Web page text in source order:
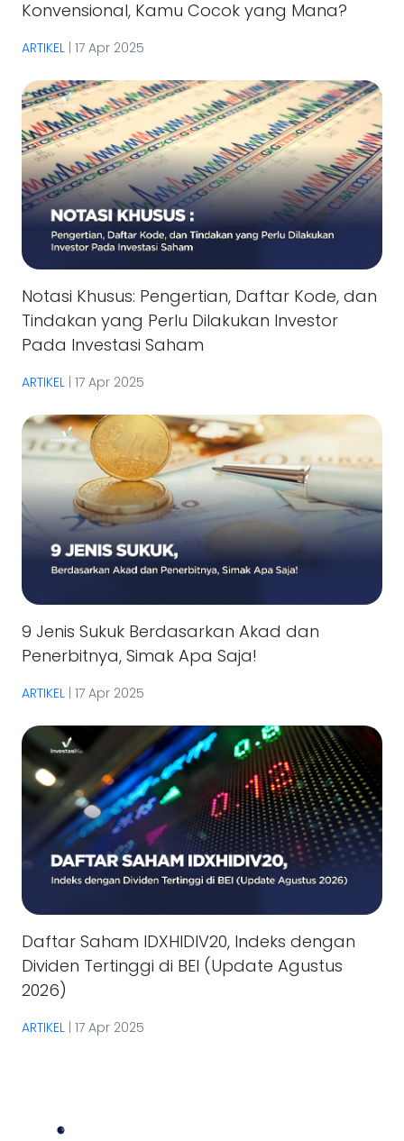
Konvensional, Kamu Cocok yang Mana?
ARTIKEL | 17 Apr 2025
Notasi Khusus: Pengertian, Daftar Kode, dan
Tindakan yang Perlu Dilakukan Investor
Pada Investasi Saham
ARTIKEL 17 Apr 2025
9 Jenis Sukuk Berdasarkan Akad dan
Penerbitnya, Simak Apa Saja!
ARTIKEL | 17 Apr 2025
Daftar Saham IDXHIDIV20, Indeks dengan
Dividen Tertinggi di BEI (Update Agustus
2026)
ARTIKEL 17 Apr 2025